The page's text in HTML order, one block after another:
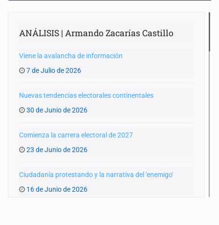
ANÁLISIS | Armando Zacarías Castillo
Viene la avalancha de información
7 de Julio de 2026
Nuevas tendencias electorales continentales
30 de Junio de 2026
Comienza la carrera electoral de 2027
23 de Junio de 2026
Ciudadanía protestando y la narrativa del 'enemigo'
16 de Junio de 2026